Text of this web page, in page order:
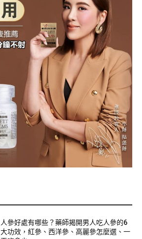
人參好處有哪些？藥師揭開男人吃人參的6
大功效，紅參、西洋參、高麗參怎麼選、一